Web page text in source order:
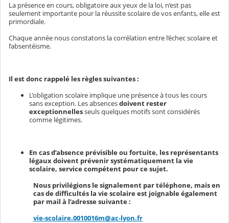
La présence en cours, obligatoire aux yeux de la loi, n’est pas
seulement importante pour la réussite scolaire de vos enfants, elle est
primordiale.
Chaque année nous constatons la corrélation entre l’échec scolaire et
l’absentéisme.
Il est donc rappelé les règles suivantes :
L’obligation scolaire implique une présence à tous les cours
sans exception. Les absencesdoivent rester
exceptionnellesseuls quelques motifs sont considérés
comme légitimes.
En cas d’absence prévisible ou fortuite, les représentants
légaux doivent prévenir systématiquement la vie
scolaire, service compétent pour ce sujet.
Nous privilégions le signalement par téléphone, mais en
cas de difficultés la vie scolaire est joignable également
par mail à l’adresse suivante :
vie-scolaire.0010016m@ac-lyon.fr